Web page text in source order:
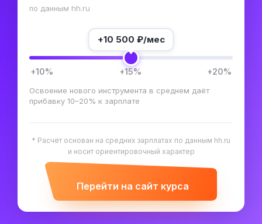
по данным hh.ru
+10 500 ₽/мес
+10% +15% +20%
Освоение нового инструмента в среднем даёт
прибавку 10–20% к зарплате
* Расчёт основан на средних зарплатах по данным hh.ru
и носит ориентировочный характер
Перейти на сайт курса